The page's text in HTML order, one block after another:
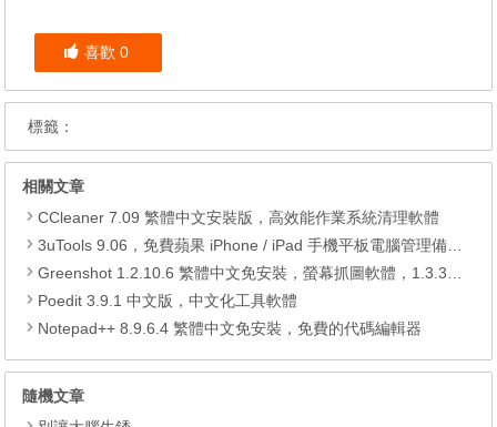
喜歡 0
標籤：
相關文章
CCleaner 7.09 繁體中文安裝版，高效能作業系統清理軟體
3uTools 9.06，免費蘋果 iPhone / iPad 手機平板電腦管理備份還原軟體
Greenshot 1.2.10.6 繁體中文免安裝，螢幕抓圖軟體，1.3.315 安裝版
Poedit 3.9.1 中文版，中文化工具軟體
Notepad++ 8.9.6.4 繁體中文免安裝，免費的代碼編輯器
隨機文章